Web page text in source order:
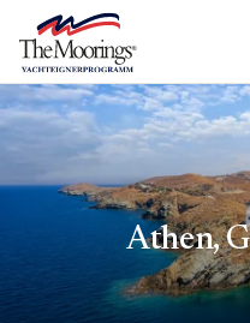
Athen,